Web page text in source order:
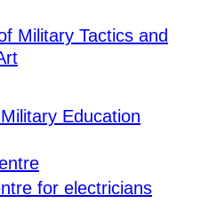
Military Tactics and
Education
for electricians